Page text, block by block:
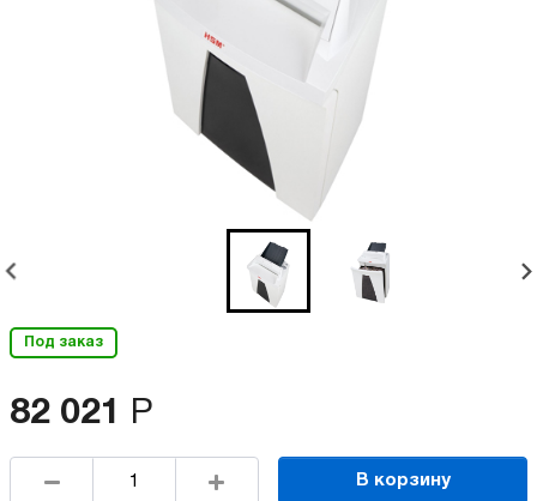
Под заказ
82 021 Р
В корзину